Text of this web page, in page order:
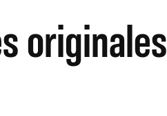
originales